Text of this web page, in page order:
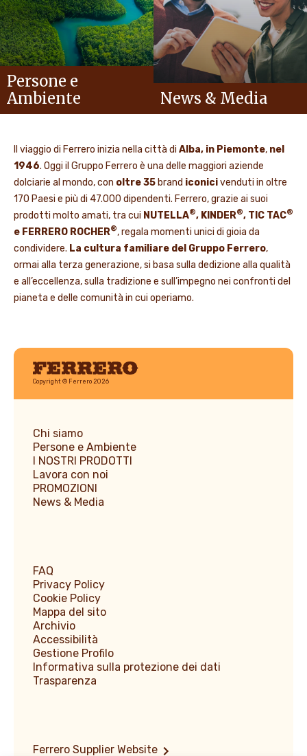
Persone e
Ambiente
News & Media
Il viaggio di Ferrero inizia nella città di Alba, in Piemonte, nel
1946. Oggi il Gruppo Ferrero è una delle maggiori aziende
dolciarie al mondo, con oltre 35 brand iconicivenduti in oltre
170 Paesi e più di 47.000 dipendenti. Ferrero, grazie ai suoi
prodotti molto amati, tra cui NUTELLA®, KINDER®, TIC TAC®
e FERRERO ROCHER®, regala momenti unici di gioia da
condividere. La cultura familiare del Gruppo Ferrero,
ormai alla terza generazione, si basa sulla dedizione alla qualità
e all’eccellenza, sulla tradizione e sull’impegno nei confronti del
pianeta e delle comunità in cui operiamo.
Ferrero
Copyright © Ferrero 2026
Chi siamo
Persone e Ambiente
I NOSTRI PRODOTTI
Lavora con noi
PROMOZIONI
News & Media
FAQ
Privacy Policy
Cookie Policy
Mappa del sito
Archivio
Accessibilità
Gestione Profilo
Informativa sulla protezione dei dati
Trasparenza
Ferrero Supplier Website